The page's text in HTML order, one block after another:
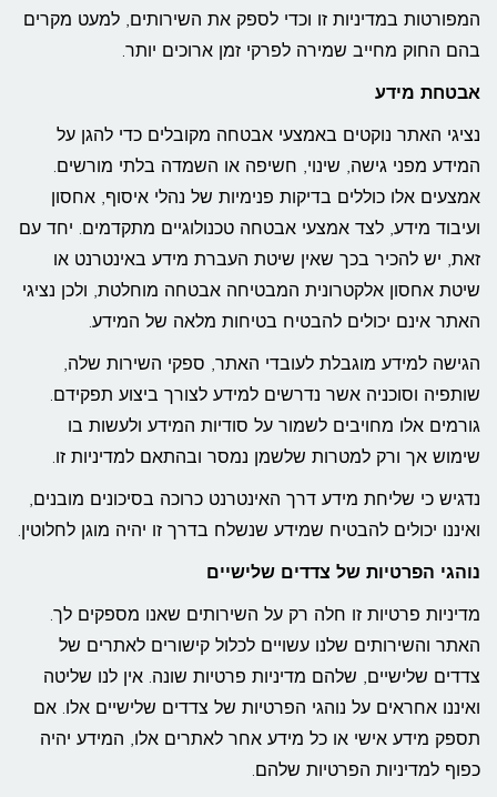
המפורטות במדיניות זו וכדי לספק את השירותים, למעט מקרים
בהם החוק מחייב שמירה לפרקי זמן ארוכים יותר.
אבטחת מידע
נציגי האתר נוקטים באמצעי אבטחה מקובלים כדי להגן על
המידע מפני גישה, שינוי, חשיפה או השמדה בלתי מורשים.
אמצעים אלו כוללים בדיקות פנימיות של נהלי איסוף, אחסון
ועיבוד מידע, לצד אמצעי אבטחה טכנולוגיים מתקדמים. יחד עם
זאת, יש להכיר בכך שאין שיטת העברת מידע באינטרנט או
שיטת אחסון אלקטרונית המבטיחה אבטחה מוחלטת, ולכן נציגי
האתר אינם יכולים להבטיח בטיחות מלאה של המידע.
הגישה למידע מוגבלת לעובדי האתר, ספקי השירות שלה,
שותפיה וסוכניה אשר נדרשים למידע לצורך ביצוע תפקידם.
גורמים אלו מחויבים לשמור על סודיות המידע ולעשות בו
שימוש אך ורק למטרות שלשמן נמסר ובהתאם למדיניות זו.
נדגיש כי שליחת מידע דרך האינטרנט כרוכה בסיכונים מובנים,
ואיננו יכולים להבטיח שמידע שנשלח בדרך זו יהיה מוגן לחלוטין.
נוהגי הפרטיות של צדדים שלישיים
מדיניות פרטיות זו חלה רק על השירותים שאנו מספקים לך.
האתר והשירותים שלנו עשויים לכלול קישורים לאתרים של
צדדים שלישיים, שלהם מדיניות פרטיות שונה. אין לנו שליטה
ואיננו אחראים על נוהגי הפרטיות של צדדים שלישיים אלו. אם
תספק מידע אישי או כל מידע אחר לאתרים אלו, המידע יהיה
כפוף למדיניות הפרטיות שלהם.